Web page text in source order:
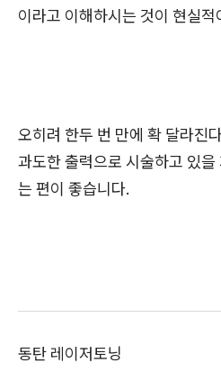
이라고 이해하시는 것이 현실적
오히려 한두 번 만에 확 달라진
과도한 출력으로 시술하고 있
는 편이 좋습니다.
동탄 레이저토닝